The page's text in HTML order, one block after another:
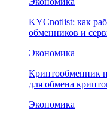
KYCnotlist: как
обменников и
Экономика
Криптообменник
для обмена
Экономика